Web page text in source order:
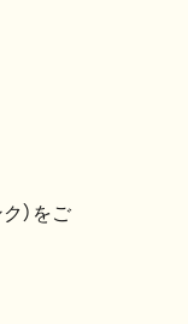
）をご